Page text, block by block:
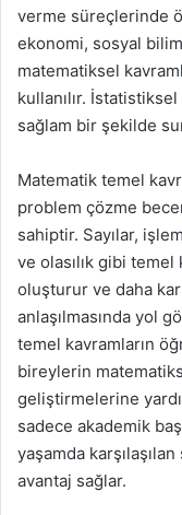
verme süreçlerinde
ekonomi, sosyal
matematiksel
kullanılır.
sağlam bir şekilde
Matematik temel
problem çözme
sahiptir. Sayılar,
ve olasılık gibi temel
oluşturur ve daha
anlaşılmasında yol
temel kavramların
bireylerin
geliştirmelerine
sadece akademik
yaşamda
avantaj sağlar.